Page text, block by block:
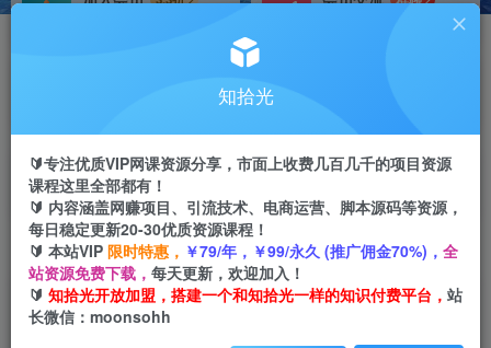
首页 创业课程 会员专属 正文
（7764期）看视频就能躺赚美金 只需要挂机 轻松
赚取100到200美刀 可以直接提现！
知拾光
🔰专注优质VIP网课资源分享，市面上收费几百几千的项目资源
课程这里全部都有！
🔰 内容涵盖网赚项目、引流技术、电商运营、脚本源码等资源，
每日稳定更新20-30优质资源课程！
🔰 本站VIP 限时特惠， ￥79/年，￥99/永久 (推广佣金70%)， 全
站资源免费下载， 每天更新，欢迎加入！
🔰 知拾光开放加盟，搭建一个和知拾光一样的知识付费平台， 站
长微信：moonsohh